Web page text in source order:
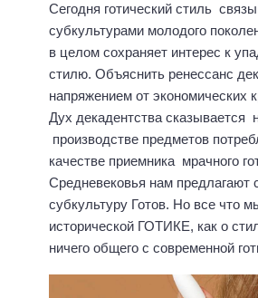
Сегодня готический стиль
субкультурами молодого
в целом сохраняет интерес к
стилю. Объяснить ренессанс
напряжением от экономических
Дух декадентства сказывается
производстве предметов
качестве приемника мрачного
Средневековья нам предлагают
субкультуру Готов. Но все что
исторической ГОТИКЕ, как о
ничего общего с современной